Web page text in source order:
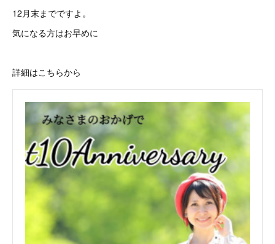
12月末までですよ。
気になる方はお早めに
詳細はこちらから